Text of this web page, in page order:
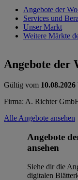
Angebote der
Services und
Unser Markt
Weitere Märkte
Angebote der
Gültig vom 10.08.2026
Firma: A. Richter
Alle Angebote ansehen
Angebote
ansehen
Siehe dir die
digitalen